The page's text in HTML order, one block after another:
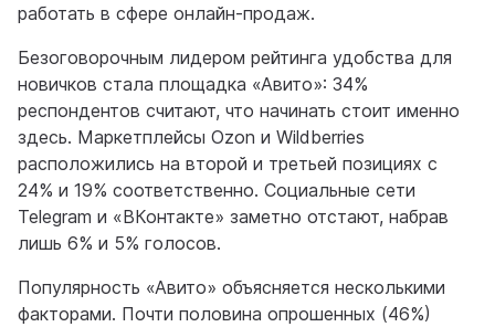
работать в сфере онлайн-продаж.
Безоговорочным лидером рейтинга удобства для
новичков стала площадка «Авито»: 34%
респондентов считают, что начинать стоит именно
здесь. Маркетплейсы Ozon и Wildberries
расположились на второй и третьей позициях с
24% и 19% соответственно. Социальные сети
Telegram и «ВКонтакте» заметно отстают, набрав
лишь 6% и 5% голосов.
Популярность «Авито» объясняется несколькими
факторами. Почти половина опрошенных (46%)